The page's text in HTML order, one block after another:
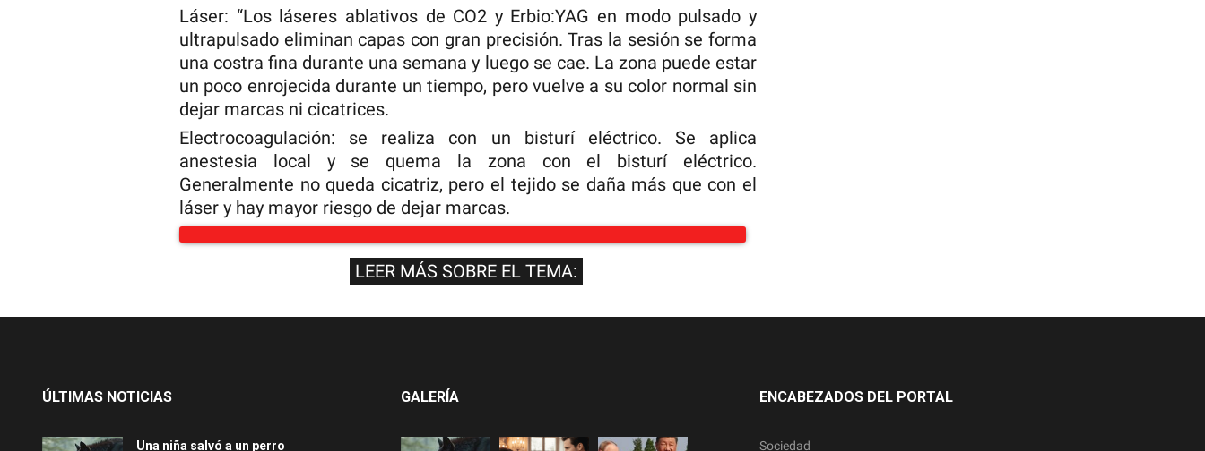
Láser: “Los láseres ablativos de CO2 y Erbio:YAG en modo pulsado y
ultrapulsado eliminan capas con gran precisión. Tras la sesión se forma
una costra fina durante una semana y luego se cae. La zona puede estar
un poco enrojecida durante un tiempo, pero vuelve a su color normal sin
dejar marcas ni cicatrices.
Electrocoagulación: se realiza con un bisturí eléctrico. Se aplica
anestesia local y se quema la zona con el bisturí eléctrico.
Generalmente no queda cicatriz, pero el tejido se daña más que con el
láser y hay mayor riesgo de dejar marcas.
LEER MÁS SOBRE EL TEMA:
ÚLTIMAS NOTICIAS
Una niña salvó a un perro
GALERÍA ENCABEZADOS DEL PORTAL
Sociedad